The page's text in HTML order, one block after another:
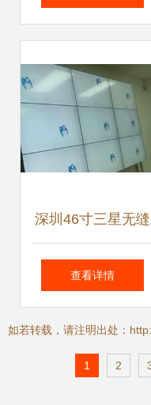
要点
深圳46寸三星无缝
拼接大屏工厂直销
查看详情
如若转载，请注明出处：
1 2